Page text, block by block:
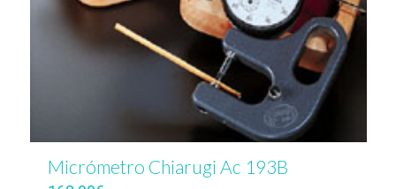
Micrómetro Chiarugi Ac 193B